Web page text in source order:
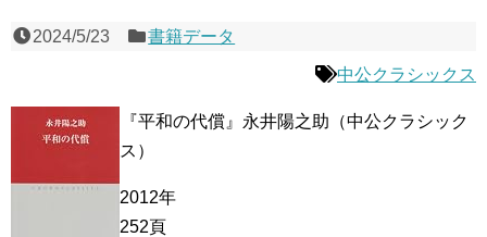
2024/5/23 書籍データ
中公クラシックス
『平和の代償』永井陽之助（中公クラシック
ス）
2012年
252頁